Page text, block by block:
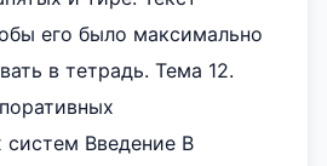
его было максимально
в тетрадь. Тема 12.
Введение В